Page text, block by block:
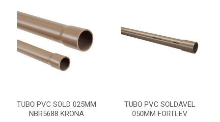
TUBO PVC SOLD 025MM
NBR5688 KRONA
TUBO PVC SOLDAVEL
050MM FORTLEV